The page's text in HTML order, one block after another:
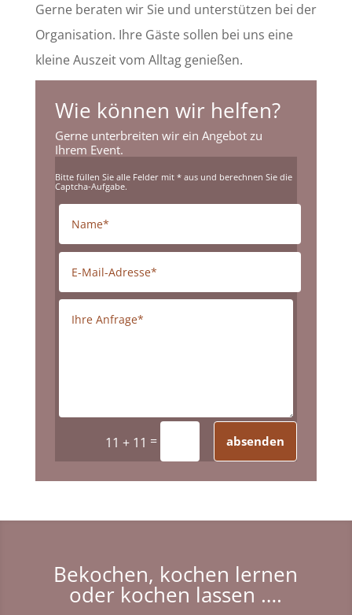
Gerne beraten wir Sie und unterstützen bei der
Organisation. Ihre Gäste sollen bei uns eine
kleine Auszeit vom Alltag genießen.
Wie können wir helfen?
Gerne unterbreiten wir ein Angebot zu
Ihrem Event.
Bitte füllen Sie alle Felder mit * aus und berechnen Sie die
Captcha-Aufgabe.
11 + 11 = absenden
Bekochen, kochen lernen
oder kochen lassen ….